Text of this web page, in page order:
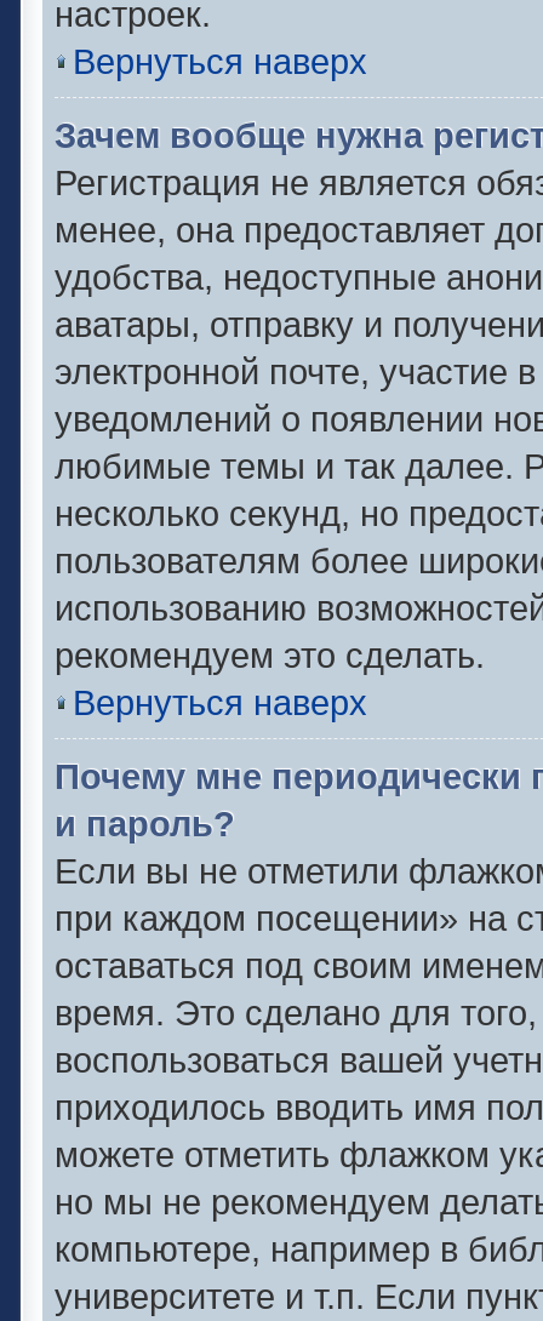
настроек.
Вернуться наверх
Зачем вообще нужна
Регистрация не является
менее, она предоставляет
удобства, недоступные
аватары, отправку и
электронной почте, участие
уведомлений о появлении
любимые темы и так далее.
несколько секунд, но
пользователям более
использованию
рекомендуем это сделать.
Вернуться наверх
Почему мне периодически
и пароль?
Если вы не отметили
при каждом посещении» на
оставаться под своим
время. Это сделано для
воспользоваться вашей
приходилось вводить имя
можете отметить флажком
но мы не рекомендуем
компьютере, например в
университете и т.п. Если